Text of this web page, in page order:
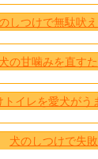
しつけで無駄吠
犬の甘噛みを直す
トイレを愛犬がう
犬のしつけで失